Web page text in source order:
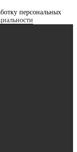
персональных